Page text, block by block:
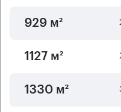
929 м²
1127 м²
1330 м²